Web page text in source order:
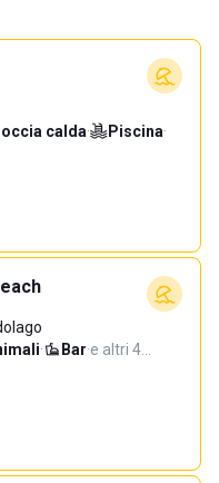
calda· Piscina·
· Bar·e altri 4…